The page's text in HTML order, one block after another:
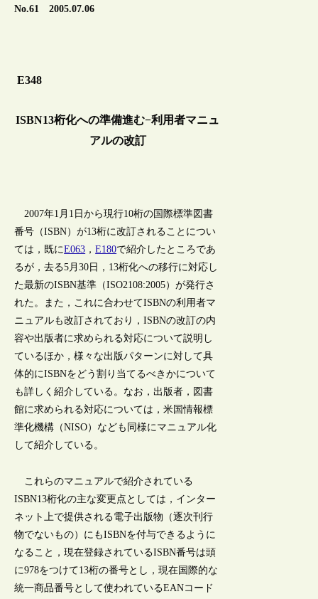
No.61 2005.07.06
E348
ISBN13桁化への準備進む−利用者マニュ
アルの改訂
2007年1月1日から現行10桁の国際標準図書
番号（ISBN）が13桁に改訂されることについ
ては，既にE063 ，E180で紹介したところであ
るが，去る5月30日，13桁化への移行に対応し
た最新のISBN基準（ISO2108:2005）が発行さ
れた。また，これに合わせてISBNの利用者マ
ニュアルも改訂されており，ISBNの改訂の内
容や出版者に求められる対応について説明し
ているほか，様々な出版パターンに対して具
体的にISBNをどう割り当てるべきかについて
も詳しく紹介している。なお，出版者，図書
館に求められる対応については，米国情報標
準化機構（NISO）なども同様にマニュアル化
して紹介している。
これらのマニュアルで紹介されている
ISBN13桁化の主な変更点としては，インター
ネット上で提供される電子出版物（逐次刊行
物でないもの）にもISBNを付与できるように
なること，現在登録されているISBN番号は頭
に978をつけて13桁の番号とし，現在国際的な
統一商品番号として使われているEANコード